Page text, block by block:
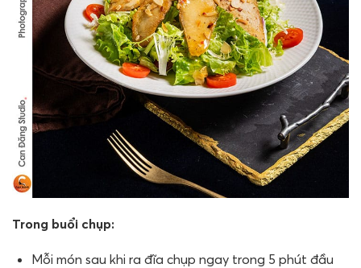
Trong buổi chụp:
Mỗi món sau khi ra đĩa chụp ngay trong 5 phút đầu